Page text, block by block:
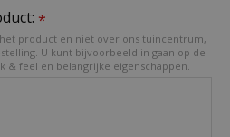
*
product en niet over ons tuincentrum,
U kunt bijvoorbeeld in gaan op de
& feel en belangrijke eigenschappen.